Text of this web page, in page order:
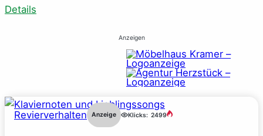
Details
Anzeigen
Revierverhalten Anzeige Klicks: 2499